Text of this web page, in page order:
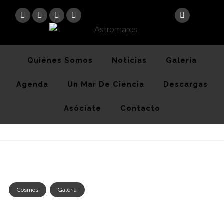
Astromares
Desde 2012 divulgando la Astronomía y la Ciencia
Quiénes Somos Noticias Galería
Agenda Un Mar De Ciencia Descargas
Asóciate Contacto
Cosmos Galería